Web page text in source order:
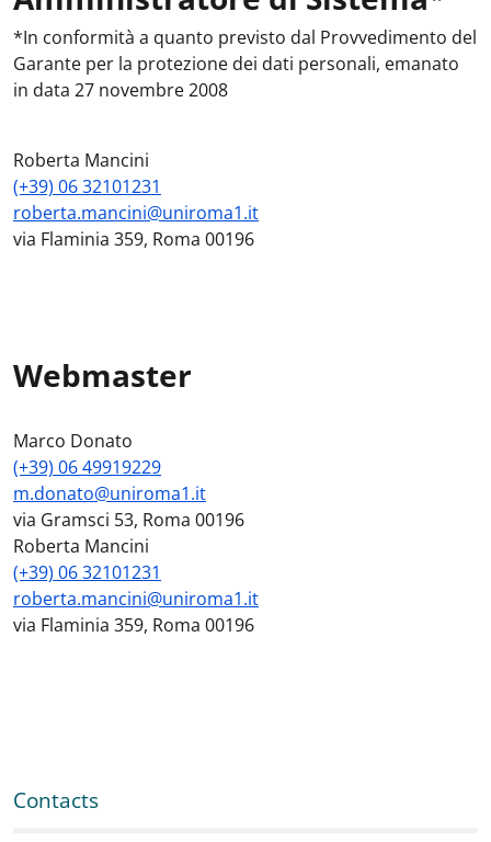
*In conformità a quanto previsto dal Provvedimento del
Garante per la protezione dei dati personali, emanato
in data 27 novembre 2008
Roberta Mancini
(+39) 06 32101231
roberta.mancini@uniroma1.it
via Flaminia 359, Roma 00196
Webmaster
Marco Donato
(+39) 06 49919229
m.donato@uniroma1.it
via Gramsci 53, Roma 00196
Roberta Mancini
(+39) 06 32101231
roberta.mancini@uniroma1.it
via Flaminia 359, Roma 00196
Contacts